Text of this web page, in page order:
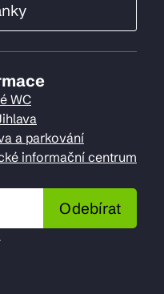
WC
a parkování
informační centrum
Odebírat
.